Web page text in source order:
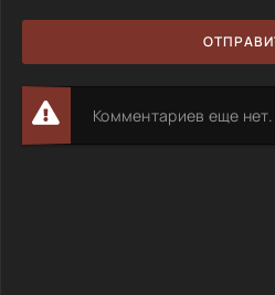
Комментариев еще